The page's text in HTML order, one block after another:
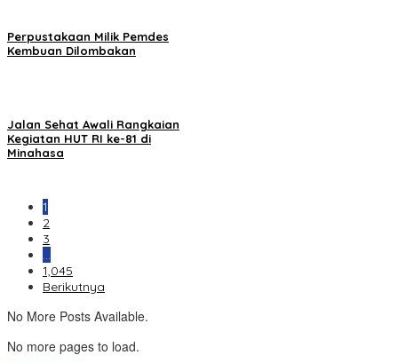
Perpustakaan Milik Pemdes
Kembuan Dilombakan
Jalan Sehat Awali Rangkaian
Kegiatan HUT RI ke-81 di
Minahasa
1
2
3
…
1,045
Berikutnya
No More Posts Available.
No more pages to load.